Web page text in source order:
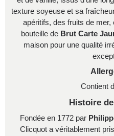
texture soyeuse et sa
apéritifs, des fruits de
bouteille de Brut Carte
maison pour une qualité
Contient
Histoire
Fondée en 1772 par
Clicquot a véritablement